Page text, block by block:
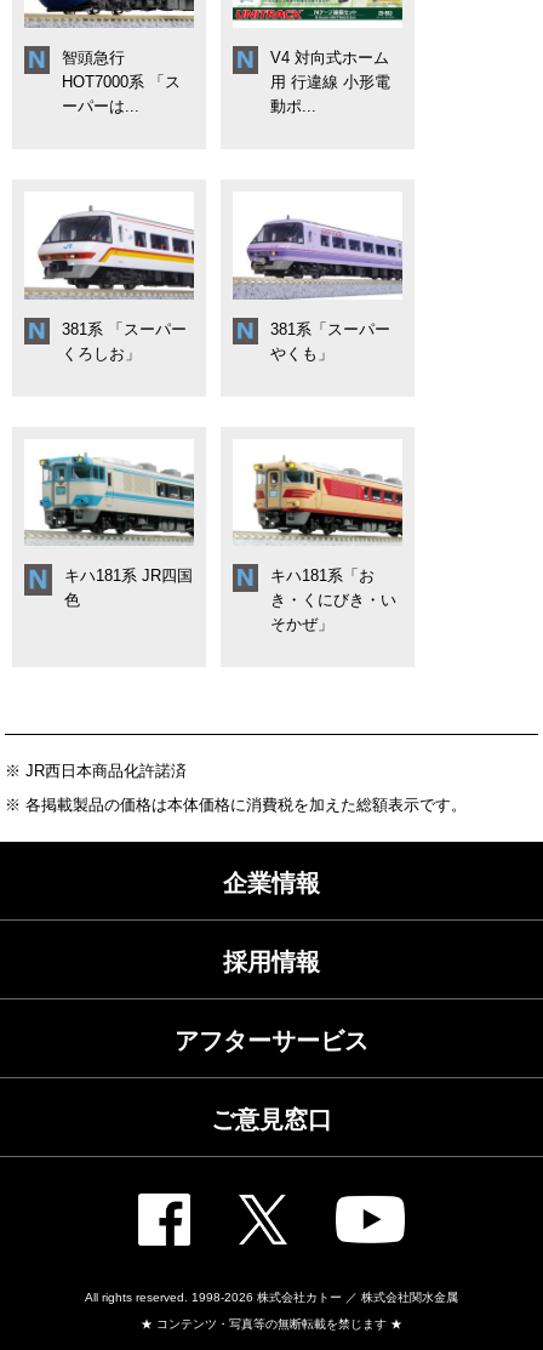
智頭急行
HOT7000系 「ス
ーパーは...
V4 対向式ホーム
用 行違線 小形電
動ポ...
381系 「スーパー
くろしお」
381系「スーパー
やくも」
キハ181系 JR四国
色
キハ181系「お
き・くにびき・い
そかぜ」
※ JR西日本商品化許諾済
※ 各掲載製品の価格は本体価格に消費税を加えた総額表示です。
企業情報
採用情報
アフターサービス
ご意見窓口
All rights reserved. 1998-2026 株式会社カトー ／ 株式会社関水金属
★ コンテンツ・写真等の無断転載を禁じます ★